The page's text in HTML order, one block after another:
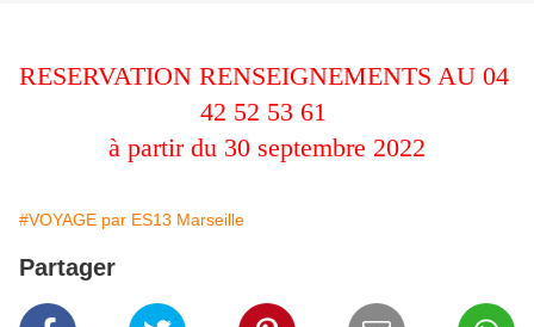
RESERVATION RENSEIGNEMENTS AU 04
42 52 53 61
à partir du 30 septembre 2022
#VOYAGE par ES13 Marseille
Partager